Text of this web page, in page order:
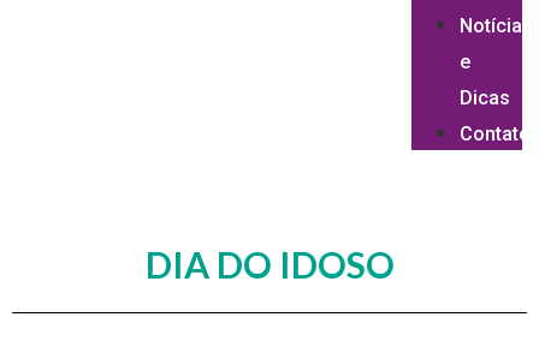
Notícias
e
Dicas
Contato
DIA DO IDOSO